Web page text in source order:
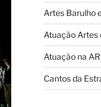
Artes Barulho
Atuação Artes
Atuação na
Cantos da